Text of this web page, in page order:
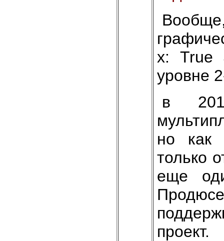
х: True
уровне
в
но как
только
еще
проект.